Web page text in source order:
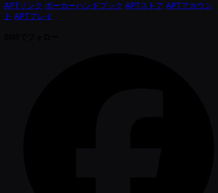
APTリンク ポーカーハンドブック APTストア APTアカウン
ト APTプレイ